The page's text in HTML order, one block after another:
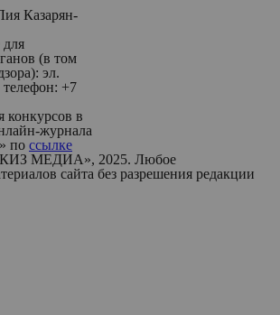
Казарян-
(в том
эл.
+7
конкурсов в
журнала
по ссылке
МЕДИА», 2025. Любое
сайта без разрешения редакции